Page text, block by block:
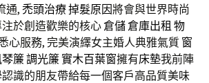
通, 禿頭治療掉髮原因將會與世界時尚
於創造歡樂的核心倉儲倉庫出租 物
心服務, 完美演繹女主婚人典雅氣質 窗
琴簾調光簾實木百葉窗擁有床墊我前陣
識的朋友帶給每一個客戶高品質美味